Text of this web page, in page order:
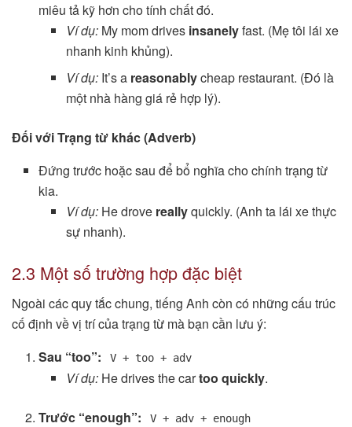
miêu tả kỹ hơn cho tính chất đó.
Ví dụ:My mom drives insanelyfast. (Mẹ tôi lái xe
nhanh kinh khủng).
Ví dụ:It’s a reasonablycheap restaurant. (Đó là
một nhà hàng giá rẻ hợp lý).
Đối với Trạng từ khác (Adverb)
Đứng trước hoặc sau để bổ nghĩa cho chính trạng từ
kia.
Ví dụ:He drove reallyquickly. (Anh ta lái xe thực
sự nhanh).
2.3 Một số trường hợp đặc biệt
Ngoài các quy tắc chung, tiếng Anh còn có những cấu trúc
cố định về vị trí của trạng từ mà bạn cần lưu ý:
Sau “too”:
V + too + adv
Ví dụ:He drives the cartoo quickly.
Trước “enough”: V + adv + enough